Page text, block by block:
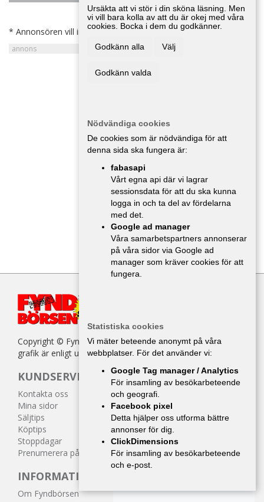
* Annonsören vill inte bli kontaktad av försäljare.
Copyright © Fyndbörsen. All kopiering av texter, bilder eller
grafik är enligt upphovsrättslagen förbjuden.
KUNDSERVICE
Kontakta oss
Mina sidor
Säljtips
Köptips
Stoppdagar
Prenumerera på tidningen
INFORMATION
Om Fyndbörsen
Ursäkta att vi stör i din sköna läsning. Men
vi vill bara kolla av att du är okej med våra
cookies. Bocka i dem du godkänner.
Godkänn alla Välj
Godkänn valda
Nödvändiga cookies
De cookies som är nödvändiga för att
denna sida ska fungera är:
fabasapi
Vårt egna api där vi lagrar
sessionsdata för att du ska kunna
logga in och ta del av fördelarna
med det.
Google ad manager
Våra samarbetspartners annonserar
på våra sidor via Google ad
manager som kräver cookies för att
fungera.
Statistiska cookies
Vi mäter beteende anonymt på våra
webbplatser. För det använder vi:
Google Tag manager / Analytics
För insamling av besökarbeteende
och geografi.
Facebook pixel
Detta hjälper oss utforma bättre
annonser för dig.
ClickDimensions
För insamling av besökarbeteende
och e-post.